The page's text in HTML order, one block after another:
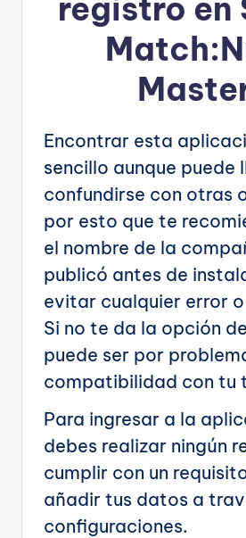
registro en
Encontrar esta
sencillo aunque puede
confundirse con otras
por esto que te
el nombre de la
publicó antes de
evitar cualquier error
Si no te da la opción
puede ser por
compatibilidad con tu
Para ingresar a la
debes realizar ningún
cumplir con un
añadir tus datos a
configuraciones.